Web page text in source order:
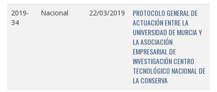
2019-
34
Nacional 22/03/2019
PROTOCOLO GENERAL DE
ACTUACIÓN ENTRE LA
UNIVERSIDAD DE MURCIA Y
LA ASOCIACIÓN
EMPRESARIAL DE
INVESTIGACIÓN CENTRO
TECNOLÓGICO NACIONAL DE
LA CONSERVA